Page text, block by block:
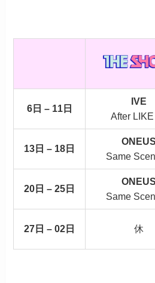
6日 – 11日
IVE
After
13日 – 18日
ONEUS
Same
20日 – 25日
ONEUS
Same
27日 – 02日 休